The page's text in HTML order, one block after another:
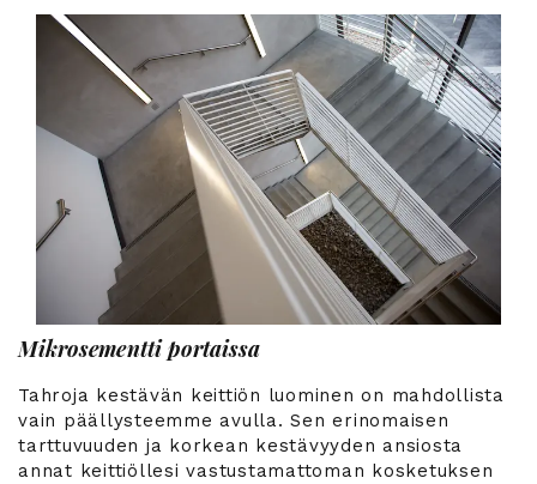
Mikrosementti portaissa
Tahroja kestävän keittiön luominen on mahdollista
vain päällysteemme avulla. Sen erinomaisen
tarttuvuuden ja korkean kestävyyden ansiosta
annat keittiöllesi vastustamattoman kosketuksen